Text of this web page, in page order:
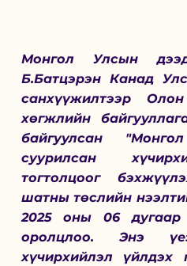
Монгол Улсын
Б.Батцэрэн Канад
санхүүжилтээр
хөгжлийн
байгуулсан
суурилсан
тогтолцоог
шатны төслийн
2025 оны 06
оролцлоо. Энэ
хүчирхийлэл үйлдэх